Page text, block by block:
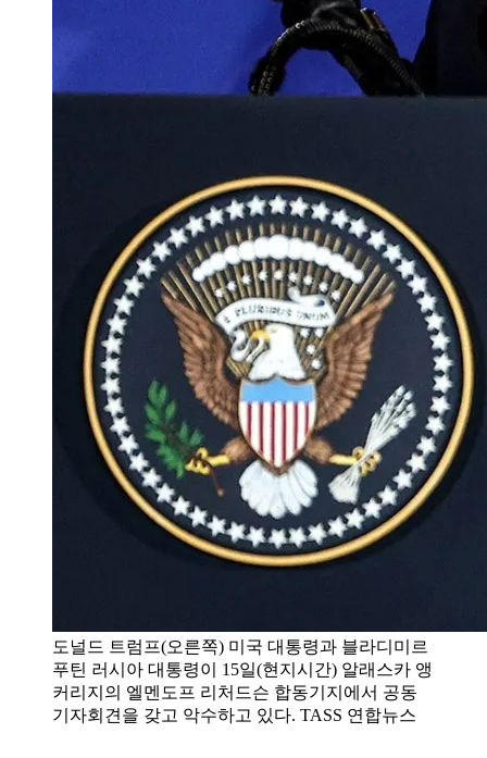
도널드 트럼프(오른쪽) 미국 대통령과 블라디미르
푸틴 러시아 대통령이 15일(현지시간) 알래스카 앵
커리지의 엘멘도프 리처드슨 합동기지에서 공동
기자회견을 갖고 악수하고 있다. TASS 연합뉴스